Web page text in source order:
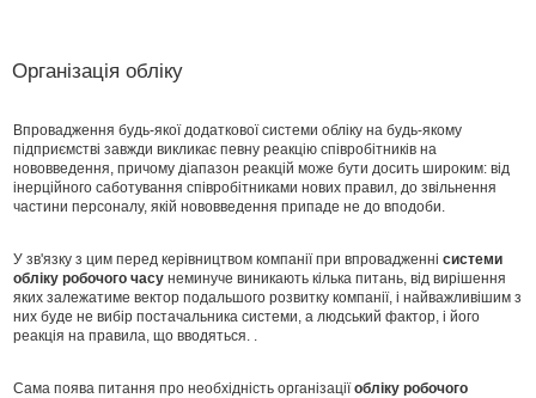
Організація обліку
Впровадження будь-якої додаткової системи обліку на будь-якому
підприємстві завжди викликає певну реакцію співробітників на
нововведення, причому діапазон реакцій може бути досить широким: від
інерційного саботування співробітниками нових правил, до звільнення
частини персоналу, якій нововведення припаде не до вподоби.
У зв'язку з цим перед керівництвом компанії при впровадженні системи
обліку робочого часу неминуче виникають кілька питань, від вирішення
яких залежатиме вектор подальшого розвитку компанії, і найважливішим з
них буде не вибір постачальника системи, а людський фактор, і його
реакція на правила, що вводяться. .
Сама поява питання про необхідність організаціїобліку робочого